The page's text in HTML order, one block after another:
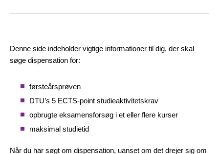
Denne side indeholder vigtige informationer til dig, der skal
søge dispensation for:
førsteårsprøven
DTU’s 5 ECTS-point studieaktivitetskrav
opbrugte eksamensforsøg i et eller flere kurser
maksimal studietid
Når du har søgt om dispensation, uanset om det drejer sig om